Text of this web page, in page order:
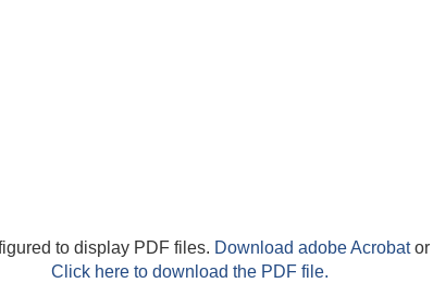
to display PDF files. Download adobe Acrobator
Click here to download the PDF file.